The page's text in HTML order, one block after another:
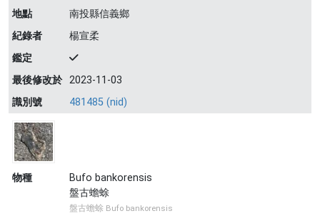
地點
南投縣信義鄉
紀錄者
楊宣柔
鑑定
最後修改於 2023-11-03
識別號
481485 (nid)
物種
Bufo bankorensis
盤古蟾蜍
盤古蟾蜍 Bufo bankorensis